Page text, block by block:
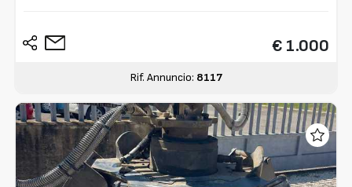
€ 1.000
Rif. Annuncio: 8117